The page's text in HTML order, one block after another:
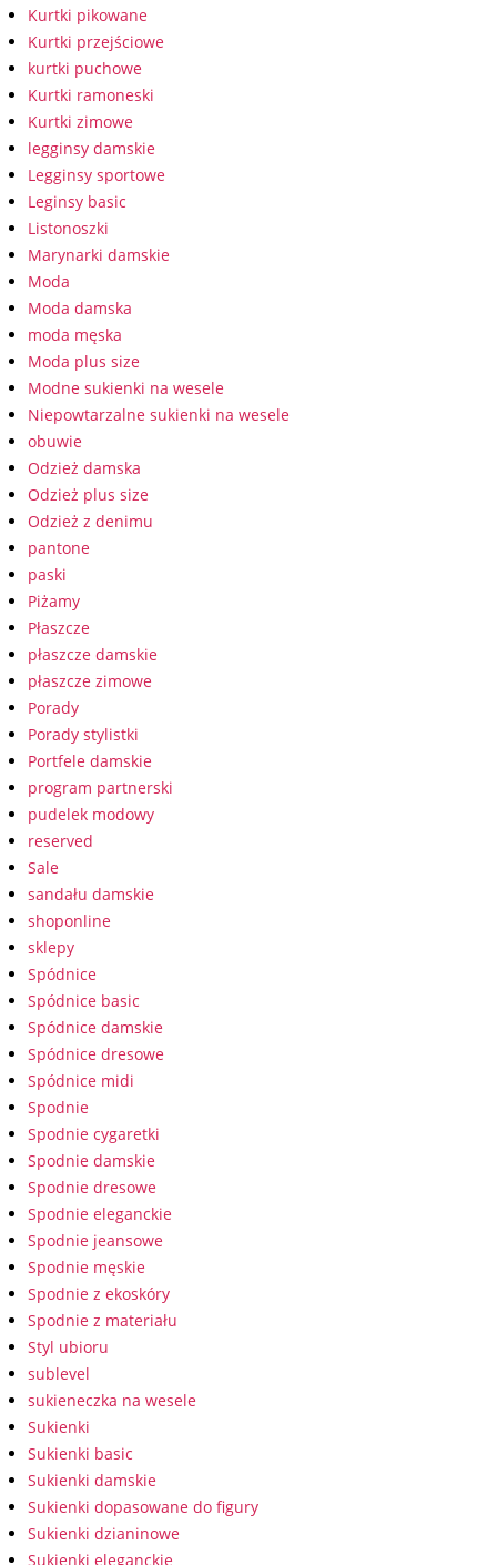
Kurtki pikowane
Kurtki przejściowe
kurtki puchowe
Kurtki ramoneski
Kurtki zimowe
legginsy damskie
Legginsy sportowe
Leginsy basic
Listonoszki
Marynarki damskie
Moda
Moda damska
moda męska
Moda plus size
Modne sukienki na wesele
Niepowtarzalne sukienki na wesele
obuwie
Odzież damska
Odzież plus size
Odzież z denimu
pantone
paski
Piżamy
Płaszcze
płaszcze damskie
płaszcze zimowe
Porady
Porady stylistki
Portfele damskie
program partnerski
pudelek modowy
reserved
Sale
sandału damskie
shoponline
sklepy
Spódnice
Spódnice basic
Spódnice damskie
Spódnice dresowe
Spódnice midi
Spodnie
Spodnie cygaretki
Spodnie damskie
Spodnie dresowe
Spodnie eleganckie
Spodnie jeansowe
Spodnie męskie
Spodnie z ekoskóry
Spodnie z materiału
Styl ubioru
sublevel
sukieneczka na wesele
Sukienki
Sukienki basic
Sukienki damskie
Sukienki dopasowane do figury
Sukienki dzianinowe
Sukienki eleganckie